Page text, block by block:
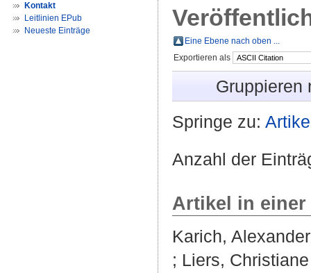
Kontakt
Leitlinien EPub
Neueste Einträge
Eine Ebene nach oben ...
Exportieren als
Gruppieren
Springe zu:
Anzahl der
Artikel in
Karich, Alexander
; Liers, Christiane